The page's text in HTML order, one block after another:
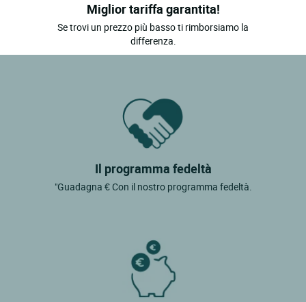
Miglior tariffa garantita!
Se trovi un prezzo più basso ti rimborsiamo la
differenza.
Il programma fedeltà
"Guadagna € Con il nostro programma fedeltà.